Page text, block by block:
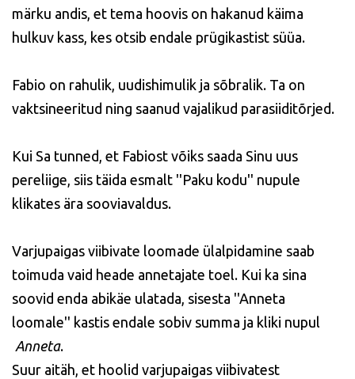
märku andis, et tema hoovis on hakanud käima
hulkuv kass, kes otsib endale prügikastist süüa.
Fabio on rahulik, uudishimulik ja sõbralik. Ta on
vaktsineeritud ning saanud vajalikud parasiiditõrjed.
Kui Sa tunned, et Fabiost võiks saada Sinu uus
pereliige, siis täida esmalt ''Paku kodu'' nupule
klikates ära sooviavaldus.
Varjupaigas viibivate loomade ülalpidamine saab
toimuda vaid heade annetajate toel. Kui ka sina
soovid enda abikäe ulatada, sisesta ''Anneta
loomale'' kastis endale sobiv summa ja kliki nupul
Anneta.
Suur aitäh, et hoolid varjupaigas viibivatest